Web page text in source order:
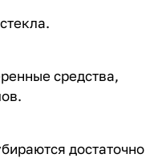
средства,
достаточно